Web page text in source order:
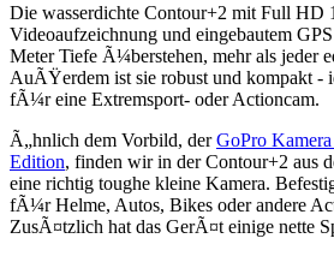
Die wasserdichte Contour+2 mit Full HD
Videoaufzeichnung und eingebautem
Meter Tiefe Ã¼berstehen, mehr als jeder
AuÃŸerdem ist sie robust und kompakt -
fÃ¼r eine Extremsport- oder Actioncam.
Ã„hnlich dem Vorbild, derGoPro
Edition, finden wir in der Contour+2 aus
eine richtig toughe kleine Kamera.
fÃ¼r Helme, Autos, Bikes oder andere
ZusÃ¤tzlich hat das GerÃ¤t einige nette